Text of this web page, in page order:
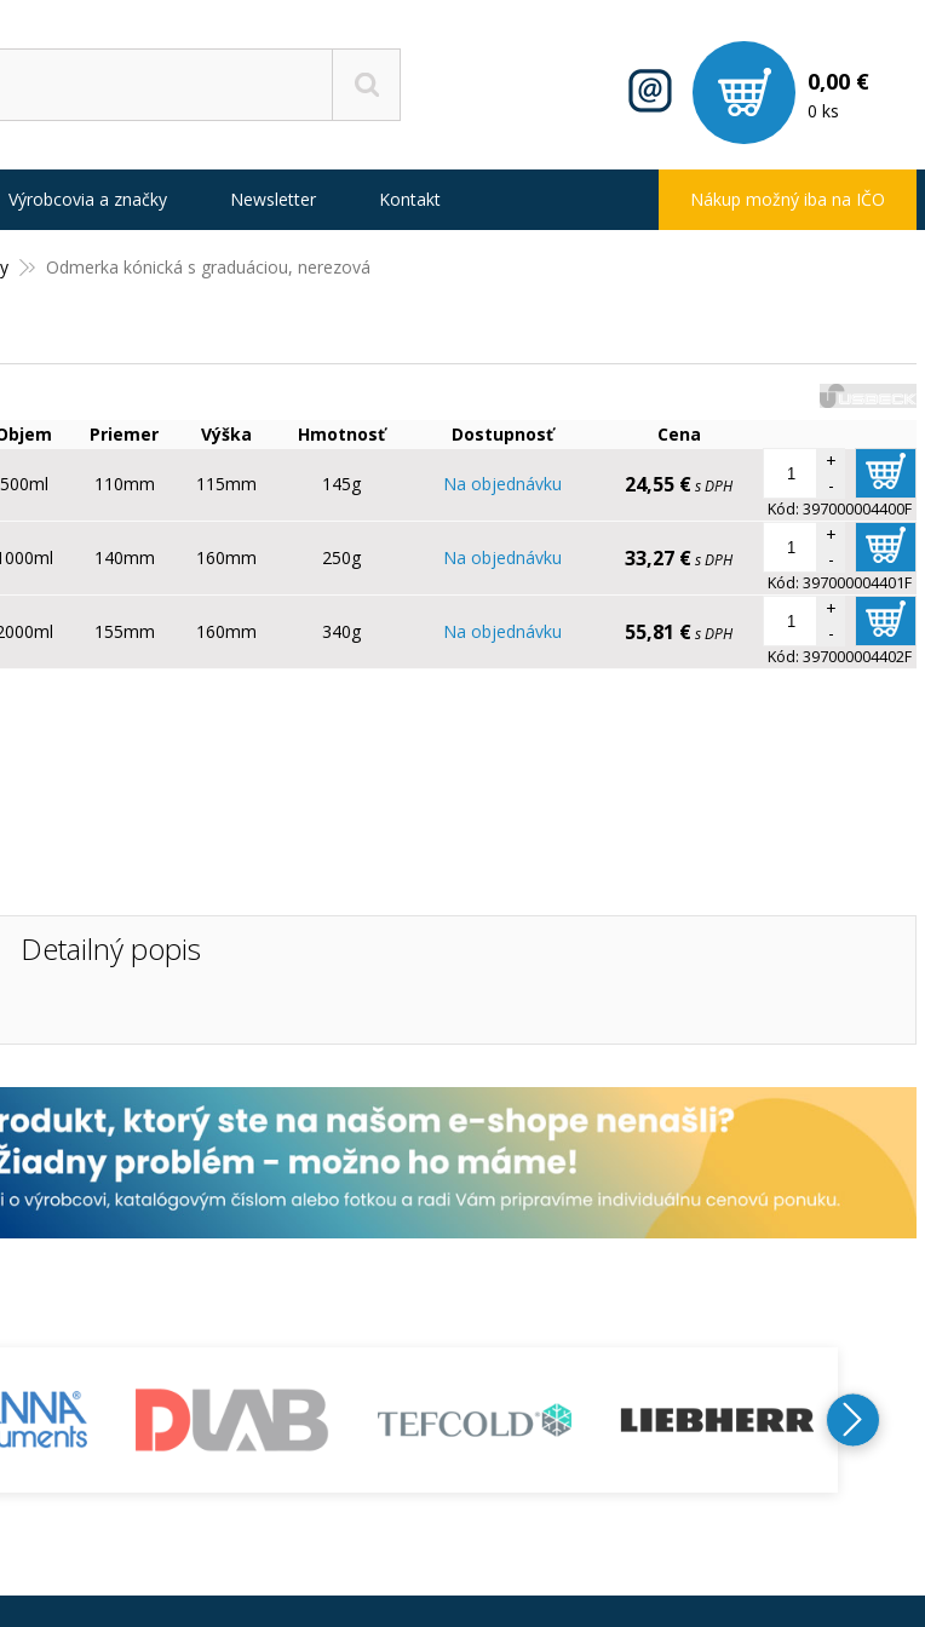
0,00 €
0 ks
Odmerka kónická s graduáciou, nerezová
Priemer Výška Hmotnosť Dostupnosť Cena
500ml 110mm 115mm 145g Na objednávku 24,55 €s DPH
+
-
Kód: 397000004400F
140mm 160mm 250g Na objednávku 33,27 €s DPH
+
-
Kód: 397000004401F
155mm 160mm 340g Na objednávku 55,81 €s DPH
+
-
Kód: 397000004402F
Detailný popis
Výrobcovia a značky Newsletter Kontakt Nákup možný iba na IČO